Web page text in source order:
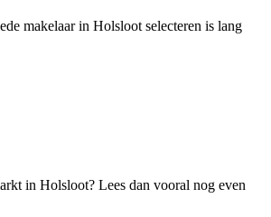
makelaar in Holsloot selecteren is lang
in Holsloot? Lees dan vooral nog even